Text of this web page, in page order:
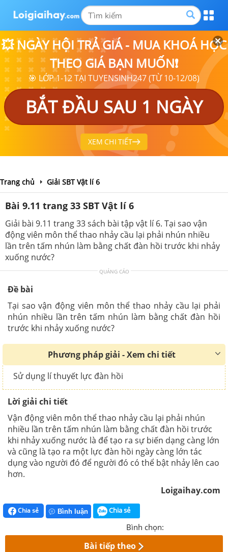
💥 NGÀY HỘI TRẢ GIÁ - MUA KHOÁ HỌC
THEO GIÁ BẠN MUỐN❗
🎯 LỚP 1-12 TẠI TUYENSINH247 (TỪ 10-12/08)
BẮT ĐẦU SAU 1 NGÀY
XEM CHI TIẾT
Trang chủ Giải SBT Vật lí 6
Bài 9.11 trang 33 SBT Vật lí 6
Giải bài 9.11 trang 33 sách bài tập vật lí 6. Tại sao vận
động viên môn thể thao nhảy cầu lại phải nhún nhiều
lần trên tấm nhún làm bằng chất đàn hồi trước khi nhảy
xuống nước?
QUẢNG CÁO
Đề bài
Tại sao vận động viên môn thể thao nhảy cầu lại phải
nhún nhiều lần trên tấm nhún làm bằng chất đàn hồi
trước khi nhảy xuống nước?
Phương pháp giải - Xem chi tiết
Sử dụng lí thuyết lực đàn hồi
Lời giải chi tiết
Vận động viên môn thể thao nhảy cầu lại phải nhún
nhiều lần trên tấm nhún làm bằng chất đàn hồi trước
khi nhảy xuống nước là để tạo ra sự biến dạng càng lớn
và cũng là tạo ra một lực đàn hồi ngày càng lớn tác
dụng vào người đó để người đó có thể bật nhảy lên cao
hơn.
Loigaihay.com
Chia sẻ Bình luận Chia sẻ
Bình chọn:
Bài tiếp theo